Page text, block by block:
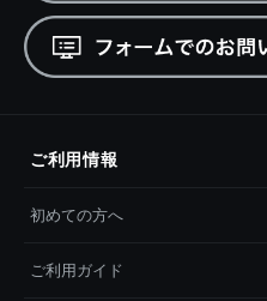
ご利用情報
初めての方へ
ご利用ガイド